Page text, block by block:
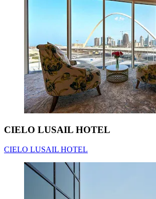
CIELO LUSAIL HOTEL
CIELO LUSAIL HOTEL